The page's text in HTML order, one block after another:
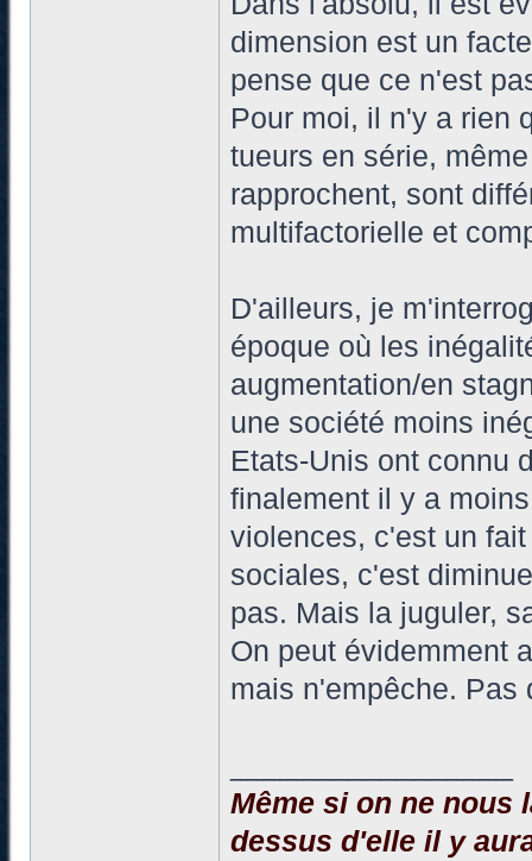
dimension est un
pense que ce n'est
Pour moi, il n'y a rien
tueurs en série,
rapprochent, sont
multifactorielle et
D'ailleurs, je
époque où les
augmentation/en
une société moins
Etats-Unis ont connu
finalement il y a
violences, c'est un
sociales, c'est
pas. Mais la juguler,
On peut évidemment
mais n'empêche. Pas
Même si on ne nous
dessus d'elle il y